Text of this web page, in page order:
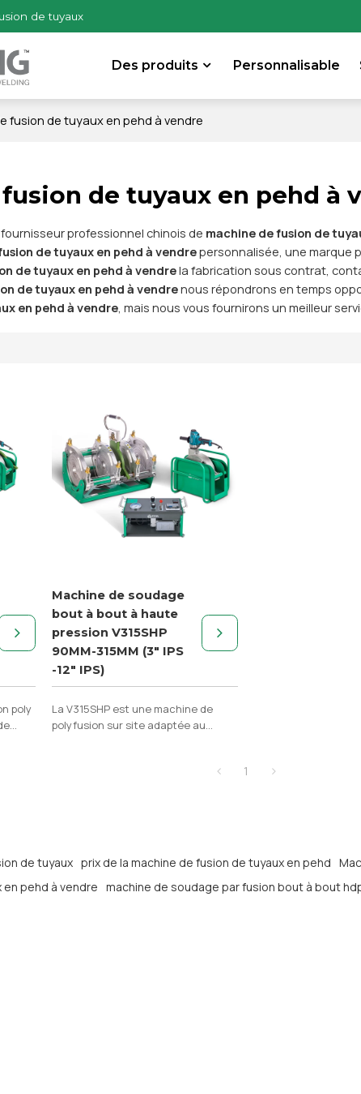
de tuyaux
Des produits Personnalisable
fusion de tuyaux en pehd à vendre
de tuyaux en pehd à
professionnel chinois de machine de fusion de
de tuyaux en pehd à vendrepersonnalisée, une marque
de tuyaux en pehd à vendrela fabrication sous contrat,
de tuyaux en pehd à vendrenous répondrons en temps
en pehd à vendre, mais nous vous fournirons un meilleur
poly
Machine de soudage
bout à bout à haute
pression V315SHP
90MM-315MM (3" IPS
-12" IPS)
La V315SHP est une machine de
polyfusion sur site adaptée au
1
de tuyaux prix de la machine de fusion de tuyaux en pehd
pehd à vendre
machine de soudage par fusion bout à bout